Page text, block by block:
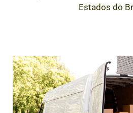
Estados do